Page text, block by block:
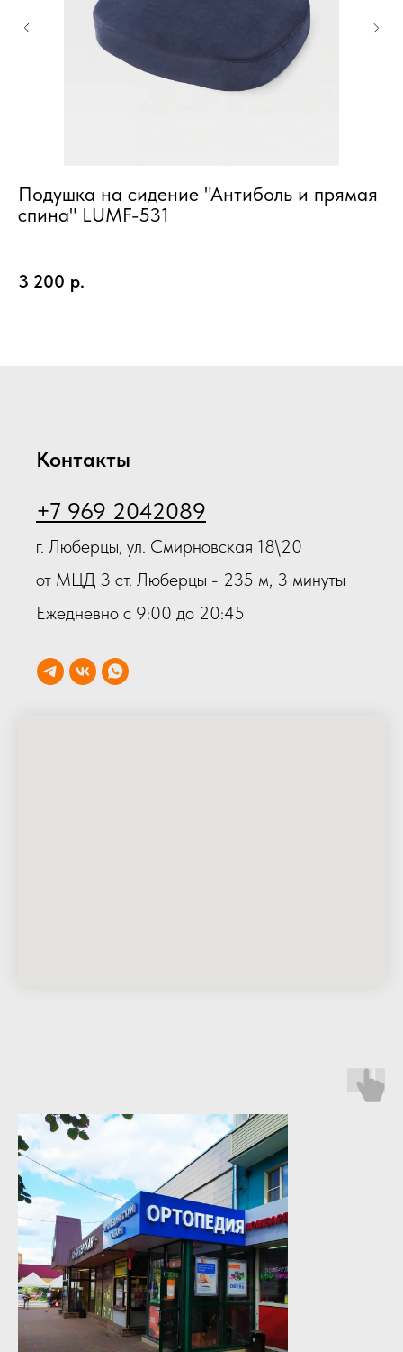
Подушка на сидение "Антиболь и прямая
спина" LUMF-531
3 200 р.
Контакты
+7 969 2042089
г. Люберцы, ул. Смирновская 18\20
от МЦД 3 ст. Люберцы - 235 м, 3 минуты
Ежедневно с 9:00 до 20:45